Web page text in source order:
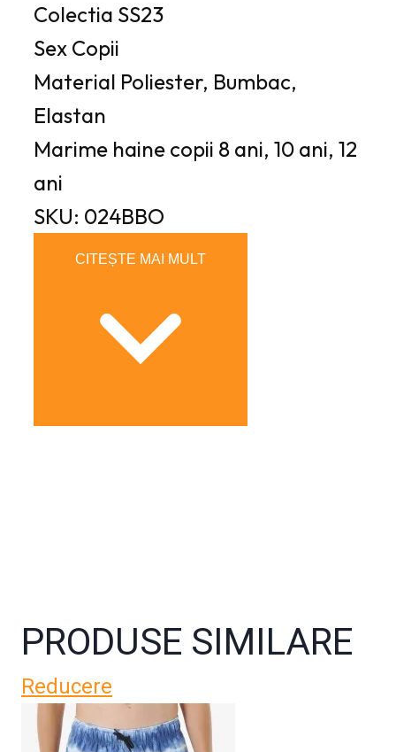
Colectia SS23
Sex Copii
Material Poliester, Bumbac,
Elastan
Marime haine copii 8 ani, 10 ani, 12
ani
SKU: 024BBO
PRODUSE SIMILARE
Reducere